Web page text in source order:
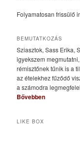
Folyamatosan frissülő
BEMUTATKOZÁS
Sziasztok, Sass Erika,
igyekszem
rémisztőnek tűnik is a
az ételekhez fűződő
a számodra
Bővebben
LIKE BOX